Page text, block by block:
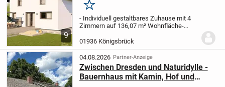
9
Merken
- Individuell gestaltbares Zuhause mit 4
Zimmern auf 136,07 m² Wohnfläche-
einem Badezimmer und zusätzlichem
Gäste-WC - ideal für Familien oder Paare-
Hausplanung...
01936 Königsbrück
04.08.2026 Partner-Anzeige
Zwischen Dresden und Naturidylle -
Bauernhaus mit Kamin, Hof und